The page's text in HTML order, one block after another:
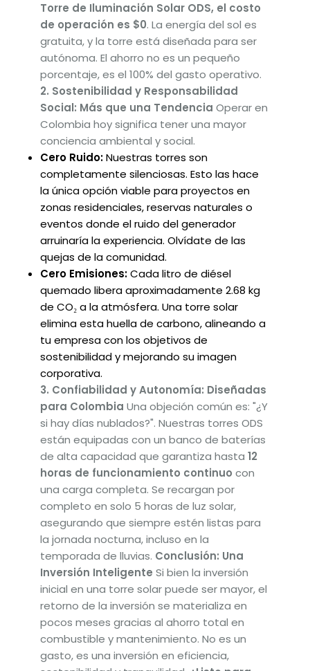
Torre de Iluminación Solar ODS, el costo
de operación es $0. La energía del sol es
gratuita, y la torre está diseñada para ser
autónoma. El ahorro no es un pequeño
porcentaje, es el 100% del gasto operativo.
2. Sostenibilidad y Responsabilidad
Social: Más que una Tendencia Operar en
Colombia hoy significa tener una mayor
conciencia ambiental y social.
Cero Ruido:Nuestras torres son
completamente silenciosas. Esto las hace
la única opción viable para proyectos en
zonas residenciales, reservas naturales o
eventos donde el ruido del generador
arruinaría la experiencia. Olvídate de las
quejas de la comunidad.
Cero Emisiones:Cada litro de diésel
quemado libera aproximadamente 2.68 kg
de CO₂ a la atmósfera. Una torre solar
elimina esta huella de carbono, alineando a
tu empresa con los objetivos de
sostenibilidad y mejorando su imagen
corporativa.
3. Confiabilidad y Autonomía: Diseñadas
para Colombia Una objeción común es: "¿Y
si hay días nublados?". Nuestras torres ODS
están equipadas con un banco de baterías
de alta capacidad que garantiza hasta 12
horas de funcionamiento continuo con
una carga completa. Se recargan por
completo en solo 5 horas de luz solar,
asegurando que siempre estén listas para
la jornada nocturna, incluso en la
temporada de lluvias. Conclusión: Una
Inversión Inteligente Si bien la inversión
inicial en una torre solar puede ser mayor, el
retorno de la inversión se materializa en
pocos meses gracias al ahorro total en
combustible y mantenimiento. No es un
gasto, es una inversión en eficiencia,